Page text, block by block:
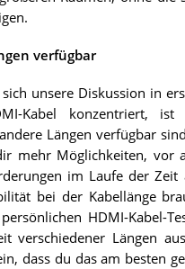
verfügbar
unsere Diskussion in
Kabel konzentriert,
Längen verfügbar
mehr Möglichkeiten, vor
im Laufe der Zeit
bei der Kabellänge
HDMI-Kabel-
verschiedener Längen
dass du das am besten